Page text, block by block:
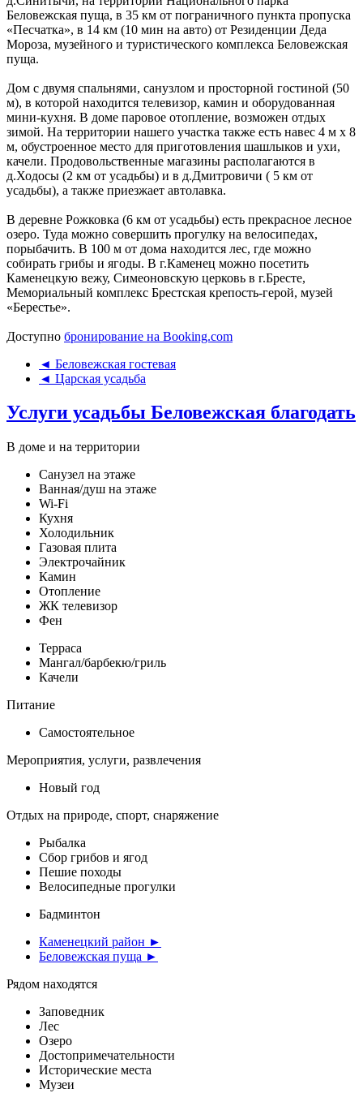
Беловежская пуща, в 35 км от пограничного пункта пропуска
«Песчатка», в 14 км (10 мин на авто) от Резиденции Деда
Мороза, музейного и туристического комплекса Беловежская
пуща.
Дом с двумя спальнями, санузлом и просторной гостиной (50
м), в которой находится телевизор, камин и оборудованная
мини-кухня. В доме паровое отопление, возможен отдых
зимой. На территории нашего участка также есть навес 4 м х 8
м, обустроенное место для приготовления шашлыков и ухи,
качели. Продовольственные магазины располагаются в
д.Ходосы (2 км от усадьбы) и в д.Дмитровичи ( 5 км от
усадьбы), а также приезжает автолавка.
В деревне Рожковка (6 км от усадьбы) есть прекрасное лесное
озеро. Туда можно совершить прогулку на велосипедах,
порыбачить. В 100 м от дома находится лес, где можно
собирать грибы и ягоды. В г.Каменец можно поcетить
Каменецкую вежу, Симеоновскую церковь в г.Бресте,
Мемориальный комплекс Брестская крепость-герой, музей
«Берестье».
Доступно бронирование на Booking.com
◄ Беловежская гостевая
◄ Царская усадьба
Услуги усадьбы Беловежская благодать
В доме и на территории
Санузел на этаже
Ванная/душ на этаже
Wi-Fi
Кухня
Холодильник
Газовая плита
Электрочайник
Камин
Отопление
ЖК телевизор
Фен
Терраса
Мангал/барбекю/гриль
Качели
Питание
Самостоятельное
Мероприятия, услуги, развлечения
Новый год
Отдых на природе, спорт, снаряжение
Рыбалка
Сбор грибов и ягод
Пешие походы
Велосипедные прогулки
Бадминтон
Каменецкий район ►
Беловежская пуща ►
Рядом находятся
Заповедник
Лес
Озеро
Достопримечательности
Исторические места
Музеи